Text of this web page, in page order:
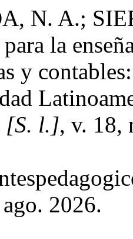
N. A.;
la
y
[S. l.], v. 18,
2026.